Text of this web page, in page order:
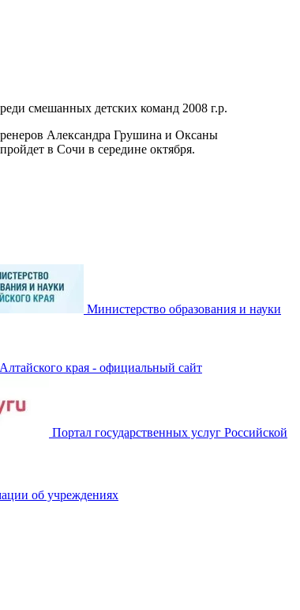
смешанных детских команд 2008 г.р.
Александра Грушина и Оксаны
в Сочи в середине октября.
Министерство образования и науки
края - официальный сайт
Портал государственных услуг Российской
об учреждениях